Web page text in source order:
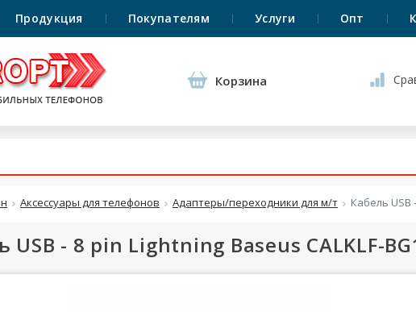
Продукция Покупателям Услуги Опт
Корзина
Аксессуары для телефонов Адаптеры/переходники для м/т Кабель USB
USB - 8 pin Lightning Baseus CALKLF-